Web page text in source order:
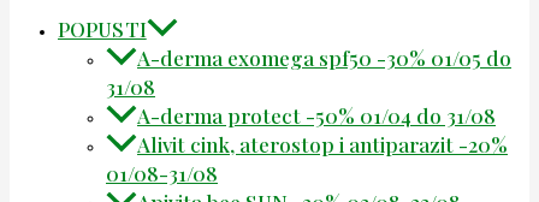
POPUSTI
A-derma exomega spf50 -30% 01/05 do
31/08
A-derma protect -50% 01/04 do 31/08
Alivit cink, aterostop i antiparazit -20%
01/08-31/08